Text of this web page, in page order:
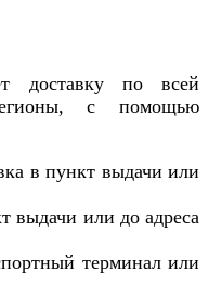
доставку по всей
с помощью
в пункт выдачи или
выдачи или до адреса
терминал или